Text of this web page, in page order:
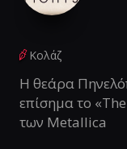
Κολάζ
Η θεάρα
επίσημα το
των Metallica